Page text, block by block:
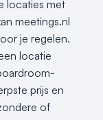
locaties met
meetings.nl
je regelen.
locatie
prijs en
of